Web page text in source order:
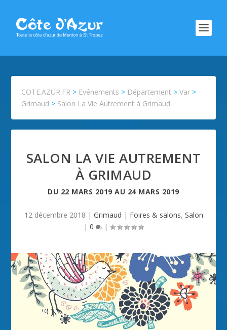
COTE.AZUR.FR > Evénements > Département >Var >
Grimaud > Salon La Vie Autrement à Grimaud
SALON LA VIE AUTREMENT
À GRIMAUD
DU 22 MARS 2019 AU 24 MARS 2019
12 décembre 2018 | Grimaud | Foires & salons, Salon
| 0 |